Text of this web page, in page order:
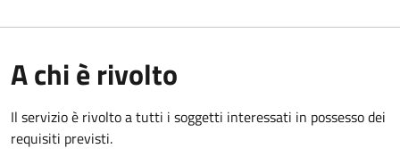
A chi è rivolto
Il servizio è rivolto a tutti i soggetti interessati in possesso dei
requisiti previsti.